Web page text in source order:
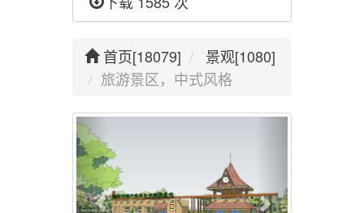
首页[18079]
景观[1080]
旅游景区，中式风格